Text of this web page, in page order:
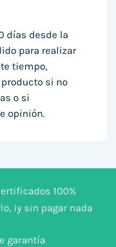
días desde la
para realizar
tiempo,
si no
o si
opinión.
100%
¡y sin pagar nada
garantía